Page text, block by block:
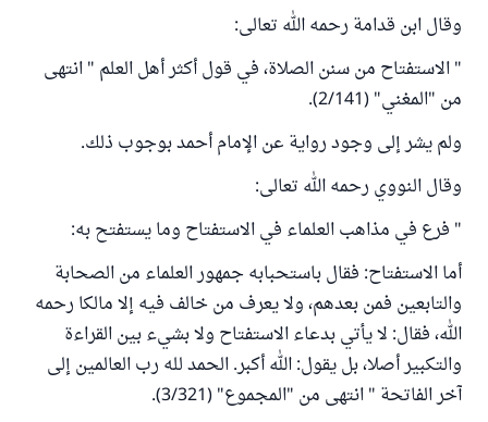
وقال ابن قدامة رحمه الله تعالى:
" الاستفتاح من سنن الصلاة، في قول أكثر أهل العلم " انتهى
من "المغني" (2/141).
ولم يشر إلى وجود رواية عن الإمام أحمد بوجوب ذلك.
وقال النووي رحمه الله تعالى:
" فرع في مذاهب العلماء في الاستفتاح وما يستفتح به:
أما الاستفتاح: فقال باستحبابه جمهور العلماء من الصحابة
والتابعين فمن بعدهم، ولا يعرف من خالف فيه إلا مالكا رحمه
الله، فقال: لا يأتي بدعاء الاستفتاح ولا بشيء بين القراءة
والتكبير أصلا، بل يقول: الله أكبر. الحمد لله رب العالمين إلى
آخر الفاتحة " انتهى من "المجموع" (3/321).